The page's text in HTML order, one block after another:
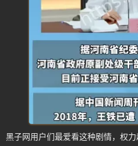
黑子网用户们最爱看这种剧情，权力